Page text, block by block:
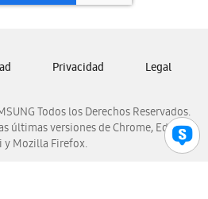
Panamá
Venezuela
Todos los Derechos Reservados.
últimas versiones de Chrome, Edge,
y Mozilla Firefox.
Privacidad Legal